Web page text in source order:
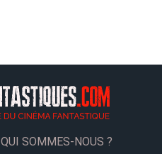
QUI SOMMES-NOUS ?